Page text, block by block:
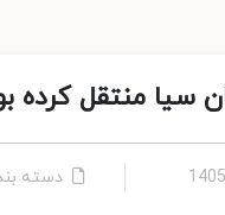
سیا منتقل کرده
دسته